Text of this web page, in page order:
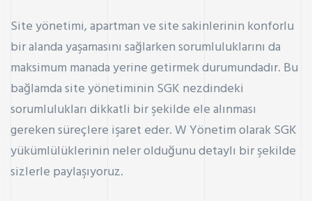
Site yönetimi, apartman ve site sakinlerinin konforlu
bir alanda yaşamasını sağlarken sorumluluklarını da
maksimum manada yerine getirmek durumundadır. Bu
bağlamda site yönetiminin SGK nezdindeki
sorumlulukları dikkatli bir şekilde ele alınması
gereken süreçlere işaret eder. W Yönetim olarak SGK
yükümlülüklerinin neler olduğunu detaylı bir şekilde
sizlerle paylaşıyoruz.